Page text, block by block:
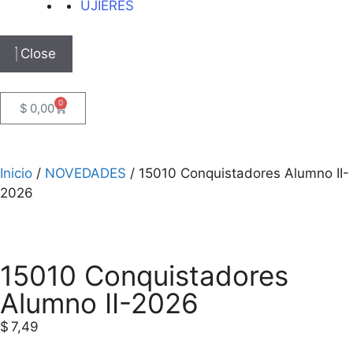
UJIERES
Close
$ 0,00 0
Inicio / NOVEDADES / 15010 Conquistadores Alumno II-
2026
15010 Conquistadores
Alumno II-2026
$ 7,49